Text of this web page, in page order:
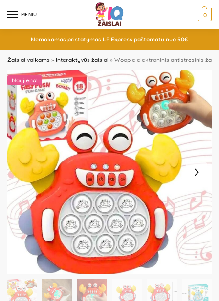
MENIU 0
Nemokamas pristatymas LP Express paštomatu nuo 50€
Žaislai vaikams » Interaktyvūs žaislai » Woopie elektroninis antistresinis
Naujiena!